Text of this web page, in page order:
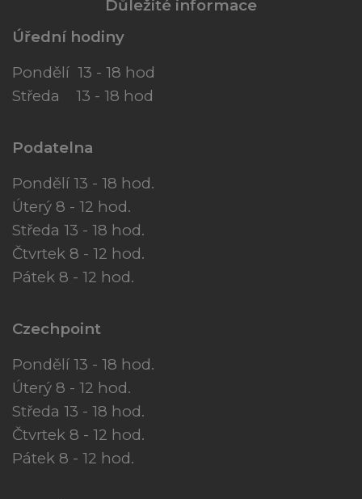
Důležité informace
Úřední hodiny
Pondělí 13 - 18 hod
Středa 13 - 18 hod
Podatelna
Pondělí 13 - 18 hod.
Úterý 8 - 12 hod.
Středa 13 - 18 hod.
Čtvrtek 8 - 12 hod.
Pátek 8 - 12 hod.
Czechpoint
Pondělí 13 - 18 hod.
Úterý 8 - 12 hod.
Středa 13 - 18 hod.
Čtvrtek 8 - 12 hod.
Pátek 8 - 12 hod.